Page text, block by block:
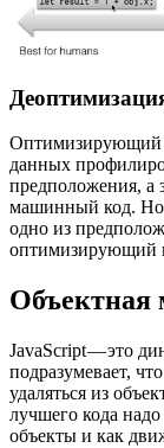
Оптимизирующий
данных
предположения, а
машинный код. Но
одно из
оптимизирующий
Объектная
JavaScript — это
подразумевает,
удаляться из
лучшего кода
объекты и как